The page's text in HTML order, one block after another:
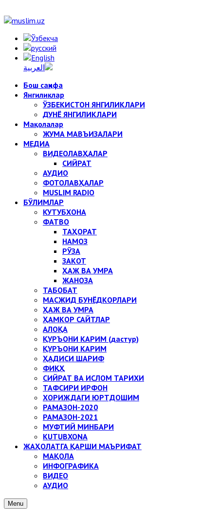
Бош саҳифа
Янгиликлар
ЎЗБЕКИСТОН ЯНГИЛИКЛАРИ
ДУНЁ ЯНГИЛИКЛАРИ
Мақолалар
ЖУМА МАВЪИЗАЛАРИ
МЕДИА
ВИДЕОЛАВҲАЛАР
СИЙРАТ
АУДИО
ФОТОЛАВҲАЛАР
MUSLIM RADIO
БЎЛИМЛАР
КУТУБХОНА
ФАТВО
ТАҲОРАТ
НАМОЗ
РЎЗА
ЗАКОТ
ҲАЖ ВА УМРА
ЖАНОЗА
ТАБОБАТ
МАСЖИД БУНЁДКОРЛАРИ
ҲАЖ ВА УМРА
ҲАМКОР САЙТЛАР
АЛОҚА
ҚУРЪОНИ КАРИМ (дастур)
ҚУРЪОНИ КАРИМ
ҲАДИСИ ШАРИФ
ФИҚҲ
СИЙРАТ ВА ИСЛОМ ТАРИХИ
ТАФСИРИ ИРФОН
ХОРИЖДАГИ ЮРТДОШИМ
РАМАЗОН-2020
РАМАЗОН-2021
МУФТИЙ МИНБАРИ
KUTUBXONA
ЖАҲОЛАТГА ҚАРШИ МАЪРИФАТ
МАҚОЛА
ИНФОГРАФИКА
ВИДЕО
АУДИО
Menu